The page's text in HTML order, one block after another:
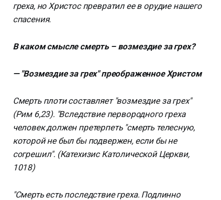
греха, но Христос превратил ее в орудие нашего
спасения.
В каком смысле смерть – возмездие за грех?
— "Возмездие за грех" преображенное Христом
Смерть плоти составляет "возмездие за грех"
(Рим 6,23). "Вследствие первородного греха
человек должен претерпеть "смерть телесную,
которой не был бы подвержен, если бы не
согрешил". (Катехизис Католической Церкви,
1018)
"Смерть есть последствие греха. Подлинно